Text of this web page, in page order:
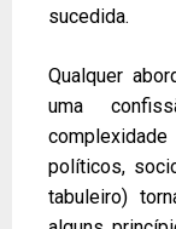
sucedida.
Qualquer
uma
políticos,
tabuleiro)